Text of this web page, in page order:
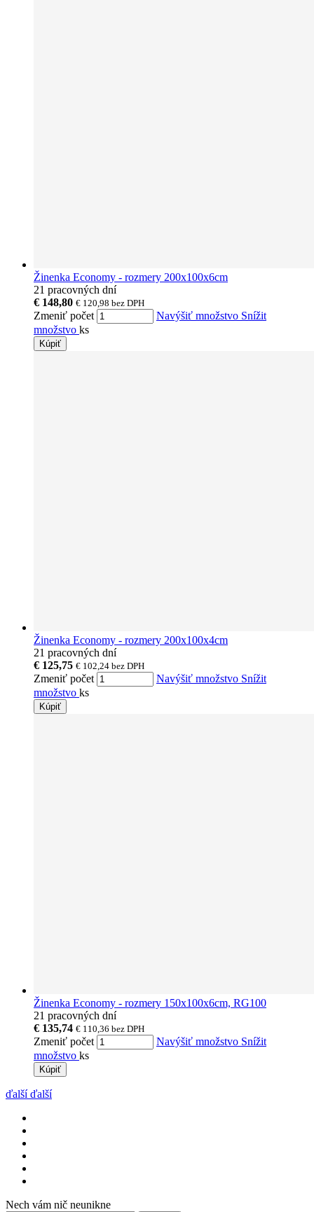
Žinenka Economy - rozmery 200x100x6cm
21 pracovných dní
€ 148,80 € 120,98 bez DPH
Zmeniť počet Navýšiť množstvo Snížit
množstvo ks
Kúpiť
Žinenka Economy - rozmery 200x100x4cm
21 pracovných dní
€ 125,75 € 102,24 bez DPH
Zmeniť počet Navýšiť množstvo Snížit
množstvo ks
Kúpiť
Žinenka Economy - rozmery 150x100x6cm, RG100
21 pracovných dní
€ 135,74 € 110,36 bez DPH
Zmeniť počet Navýšiť množstvo Snížit
množstvo ks
Kúpiť
ďalší ďalší
Nech vám nič neunikne